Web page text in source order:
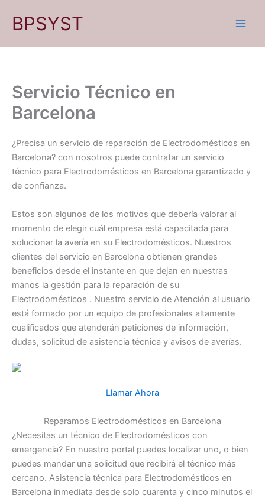
BPSYST
Servicio Técnico en
Barcelona
¿Precisa un servicio de reparación de Electrodomésticos en
Barcelona? con nosotros puede contratar un servicio
técnico para Electrodomésticos en Barcelona garantizado y
de confianza.
Estos son algunos de los motivos que debería valorar al
momento de elegir cuál empresa está capacitada para
solucionar la avería en su Electrodomésticos. Nuestros
clientes del servicio en Barcelona obtienen grandes
beneficios desde el instante en que dejan en nuestras
manos la gestión para la reparación de su
Electrodomésticos . Nuestro servicio de Atención al usuario
está formado por un equipo de profesionales altamente
cualificados que atenderán peticiones de información,
dudas, solicitud de asistencia técnica y avisos de averías.
Llamar Ahora
Reparamos Electrodomésticos en Barcelona
¿Necesitas un técnico de Electrodomésticos con
emergencia? En nuestro portal puedes localizar uno, o bien
puedes mandar una solicitud que recibirá el técnico más
cercano. Asistencia técnica para Electrodomésticos en
Barcelona inmediata desde solo cuarenta y cinco minutos el